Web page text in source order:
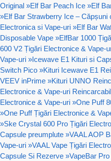
Original »Elf Bar Peach Ice »Elf
»Elf Bar Strawberry Ice – Căpșuni
Electronica si Vape-uri »Elf Bar
Disposable Vape »ElfBar 1000
600 V2 Țigări Electronice & Vape-
Vape-uri »Icewave E1 Kituri si
Switch Pico »Kituri Icewave E1
VEEV inPrime »Kituri UNNO
Electronice & Vape-uri
Electronice & Vape-uri »One Puff
»One Puff Țigări Electronice &
»Ske Crystal 600 Pro Țigări
Capsule preumplute »VAAL AOP
Vape-uri »VAAL Vape Țigări
Capsule Si Rezerve »VapeBar